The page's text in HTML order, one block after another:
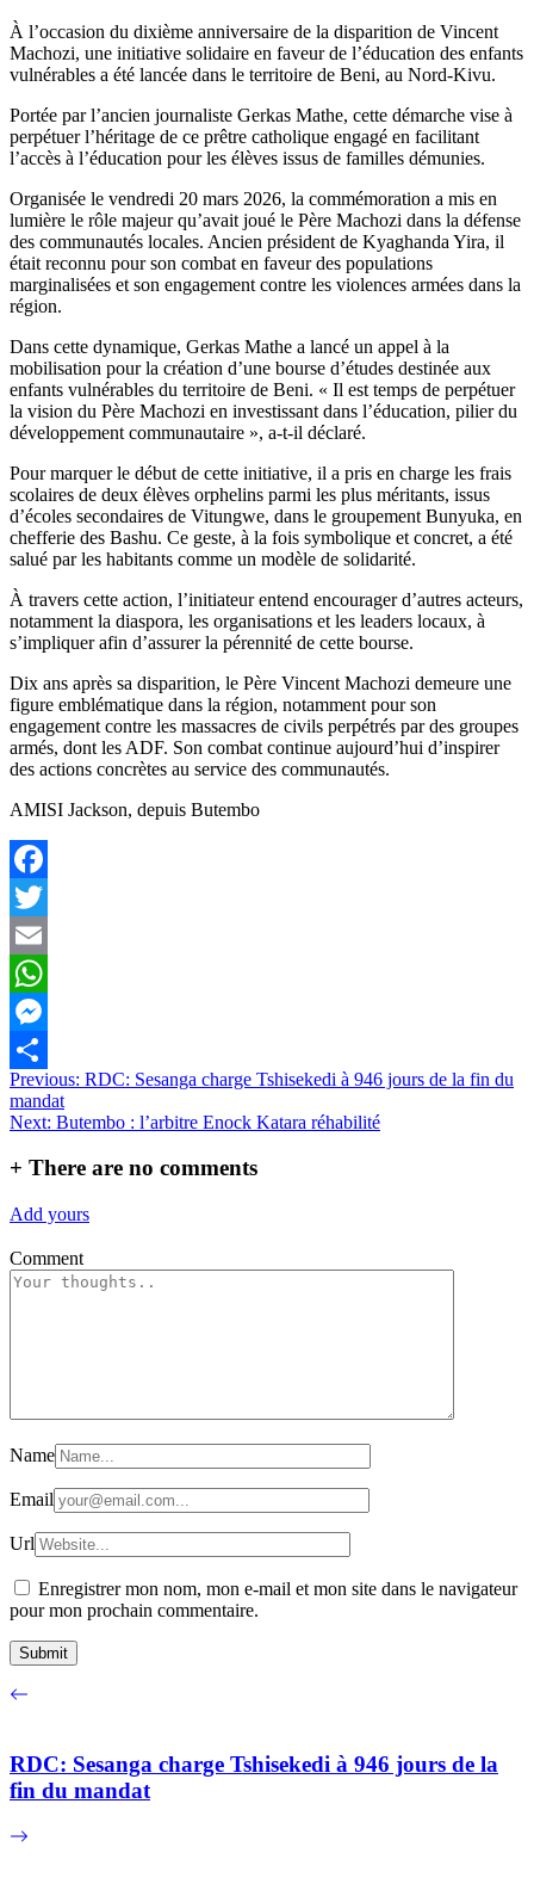
time
À l’occasion du dixième anniversaire de la disparition de Vincent
Machozi, une initiative solidaire en faveur de l’éducation des enfants
vulnérables a été lancée dans le territoire de Beni, au Nord-Kivu.
Portée par l’ancien journaliste Gerkas Mathe, cette démarche vise à
perpétuer l’héritage de ce prêtre catholique engagé en facilitant
l’accès à l’éducation pour les élèves issus de familles démunies.
Organisée le vendredi 20 mars 2026, la commémoration a mis en
lumière le rôle majeur qu’avait joué le Père Machozi dans la défense
des communautés locales. Ancien président de Kyaghanda Yira, il
était reconnu pour son combat en faveur des populations
marginalisées et son engagement contre les violences armées dans la
région.
Dans cette dynamique, Gerkas Mathe a lancé un appel à la
mobilisation pour la création d’une bourse d’études destinée aux
enfants vulnérables du territoire de Beni. « Il est temps de perpétuer
la vision du Père Machozi en investissant dans l’éducation, pilier du
développement communautaire », a-t-il déclaré.
Pour marquer le début de cette initiative, il a pris en charge les frais
scolaires de deux élèves orphelins parmi les plus méritants, issus
d’écoles secondaires de Vitungwe, dans le groupement Bunyuka, en
chefferie des Bashu. Ce geste, à la fois symbolique et concret, a été
salué par les habitants comme un modèle de solidarité.
À travers cette action, l’initiateur entend encourager d’autres acteurs,
notamment la diaspora, les organisations et les leaders locaux, à
s’impliquer afin d’assurer la pérennité de cette bourse.
Dix ans après sa disparition, le Père Vincent Machozi demeure une
figure emblématique dans la région, notamment pour son
engagement contre les massacres de civils perpétrés par des groupes
armés, dont les ADF. Son combat continue aujourd’hui d’inspirer
des actions concrètes au service des communautés.
AMISI Jackson, depuis Butembo
Facebook
Twitter
Email
WhatsApp
Messenger
Partager
Navigation
de
Previous: RDC: Sesanga charge Tshisekedi à 946 jours de la fin du
mandat
Next: Butembo : l’arbitre Enock Katara réhabilité
+ There are no comments
Add yours
Comment
Name
Email
Url
Enregistrer mon nom, mon e-mail et mon site dans le navigateur
pour mon prochain commentaire.
RDC: Sesanga charge Tshisekedi à 946 jours de la
fin du mandat